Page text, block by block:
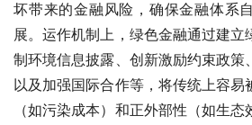
坏带来的金融风险，确保金融体系
展。运作机制上，绿色金融通过建立
制环境信息披露、创新激励约束政策
以及加强国际合作等，将传统上容易
（如污染成本）和正外部性（如生